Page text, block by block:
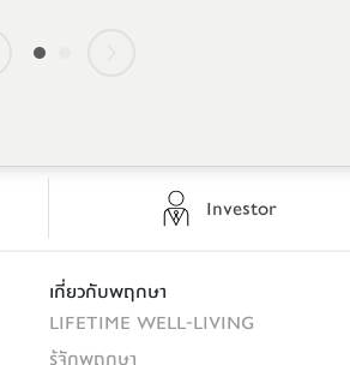
Investor
เกี่ยวกับพฤกษา
LIFETIME WELL-LIVING
รู้จักพฤกษา